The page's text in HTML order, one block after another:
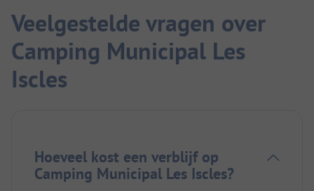
Veelgestelde vragen over
Camping Municipal Les
Iscles
Hoeveel kost een verblijf op
Camping Municipal Les Iscles?